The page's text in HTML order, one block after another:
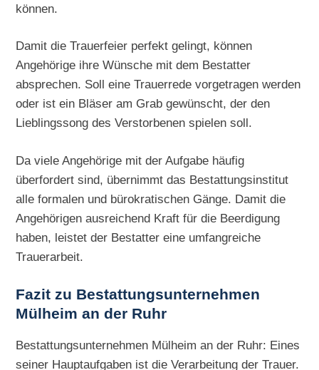
können.
Damit die Trauerfeier perfekt gelingt, können
Angehörige ihre Wünsche mit dem Bestatter
absprechen. Soll eine Trauerrede vorgetragen werden
oder ist ein Bläser am Grab gewünscht, der den
Lieblingssong des Verstorbenen spielen soll.
Da viele Angehörige mit der Aufgabe häufig
überfordert sind, übernimmt das Bestattungsinstitut
alle formalen und bürokratischen Gänge. Damit die
Angehörigen ausreichend Kraft für die Beerdigung
haben, leistet der Bestatter eine umfangreiche
Trauerarbeit.
Fazit zu Bestattungsunternehmen
Mülheim an der Ruhr
Bestattungsunternehmen Mülheim an der Ruhr: Eines
seiner Hauptaufgaben ist die Verarbeitung der Trauer.